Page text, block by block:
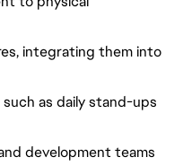
integrating them into
as daily stand-ups
development teams